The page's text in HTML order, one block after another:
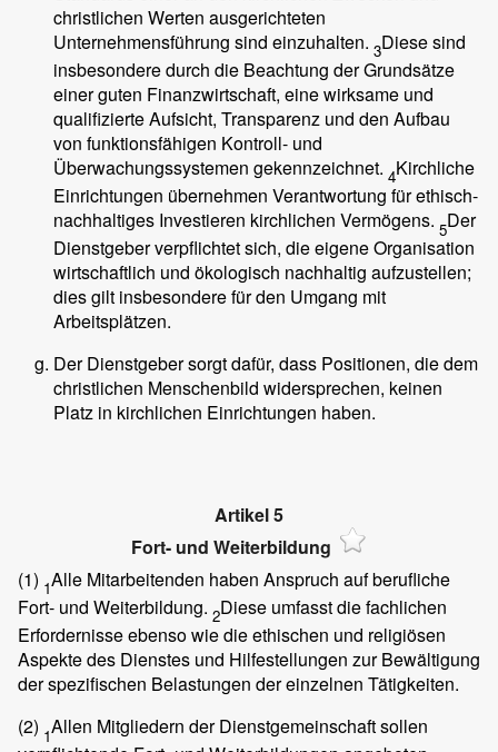
christlichen Werten ausgerichteten
Unternehmensführung sind einzuhalten. 3Diese sind
insbesondere durch die Beachtung der Grundsätze
einer guten Finanzwirtschaft, eine wirksame und
qualifizierte Aufsicht, Transparenz und den Aufbau
von funktionsfähigen Kontroll- und
Überwachungssystemen gekennzeichnet. 4Kirchliche
Einrichtungen übernehmen Verantwortung für ethisch-
nachhaltiges Investieren kirchlichen Vermögens. 5Der
Dienstgeber verpflichtet sich, die eigene Organisation
wirtschaftlich und ökologisch nachhaltig aufzustellen;
dies gilt insbesondere für den Umgang mit
Arbeitsplätzen.
Der Dienstgeber sorgt dafür, dass Positionen, die dem
christlichen Menschenbild widersprechen, keinen
Platz in kirchlichen Einrichtungen haben.
Artikel 5
Fort- und Weiterbildung
(1) 1Alle Mitarbeitenden haben Anspruch auf berufliche
Fort- und Weiterbildung. 2Diese umfasst die fachlichen
Erfordernisse ebenso wie die ethischen und religiösen
Aspekte des Dienstes und Hilfestellungen zur Bewältigung
der spezifischen Belastungen der einzelnen Tätigkeiten.
(2) 1Allen Mitgliedern der Dienstgemeinschaft sollen